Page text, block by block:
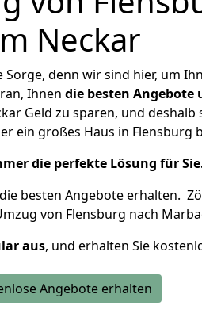
Neckar
denn wir sind hier, um
Ihnen die besten Angebote
Geld zu sparen, und
ein großes Haus in Flensburg
die perfekte Lösung für
besten Angebote erhalten.
von Flensburg nach
aus, und erhalten Sie
Angebote erhalten